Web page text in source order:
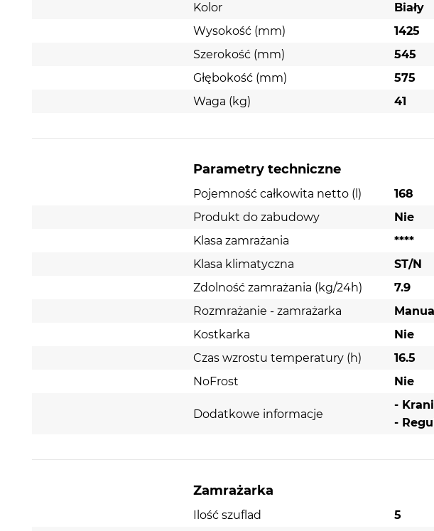
Kolor
Biały
Wysokość (mm)
1425
Szerokość (mm)
545
Głębokość (mm)
575
Waga (kg)
41
Parametry techniczne
Pojemność całkowita netto (l)
168
Produkt do zabudowy
Nie
Klasa zamrażania
****
Klasa klimatyczna
ST/N
Zdolność zamrażania (kg/24h)
7.9
Rozmrażanie - zamrażarka
Kostkarka
Nie
Czas wzrostu temperatury (h)
16.5
NoFrost
Nie
Dodatkowe informacje
-
-
Zamrażarka
Ilość szuflad
5